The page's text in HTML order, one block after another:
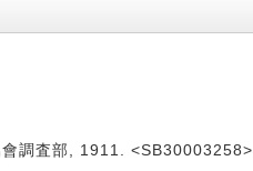
調査部, 1911. <SB30003258>